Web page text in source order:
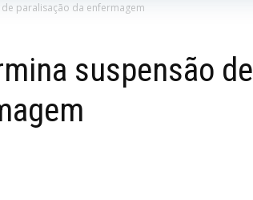
paralisação da enfermagem
suspensão de